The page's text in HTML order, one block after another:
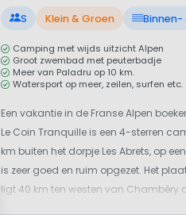
S Klein & Groen Binnen-
Camping met wijds uitzicht Alpen
Groot zwembad met peuterbadje
Meer van Paladru op 10 km.
Watersport op meer, zeilen, surfen etc.
Een vakantie in de Franse Alpen
Le Coin Tranquille is een 4-sterren
km buiten het dorpje Les Abrets, op
is zeer goed en ruim opgezet. Het
ligt 40 km ten westen van Chambéry